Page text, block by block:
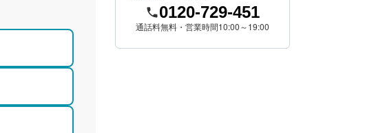
0120-729-451
通話料無料・営業時間10:00～19:00